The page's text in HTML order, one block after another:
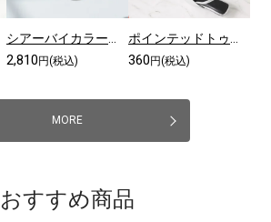
2,810 円(税込) 360 円(税込)
MORE
おすすめ商品